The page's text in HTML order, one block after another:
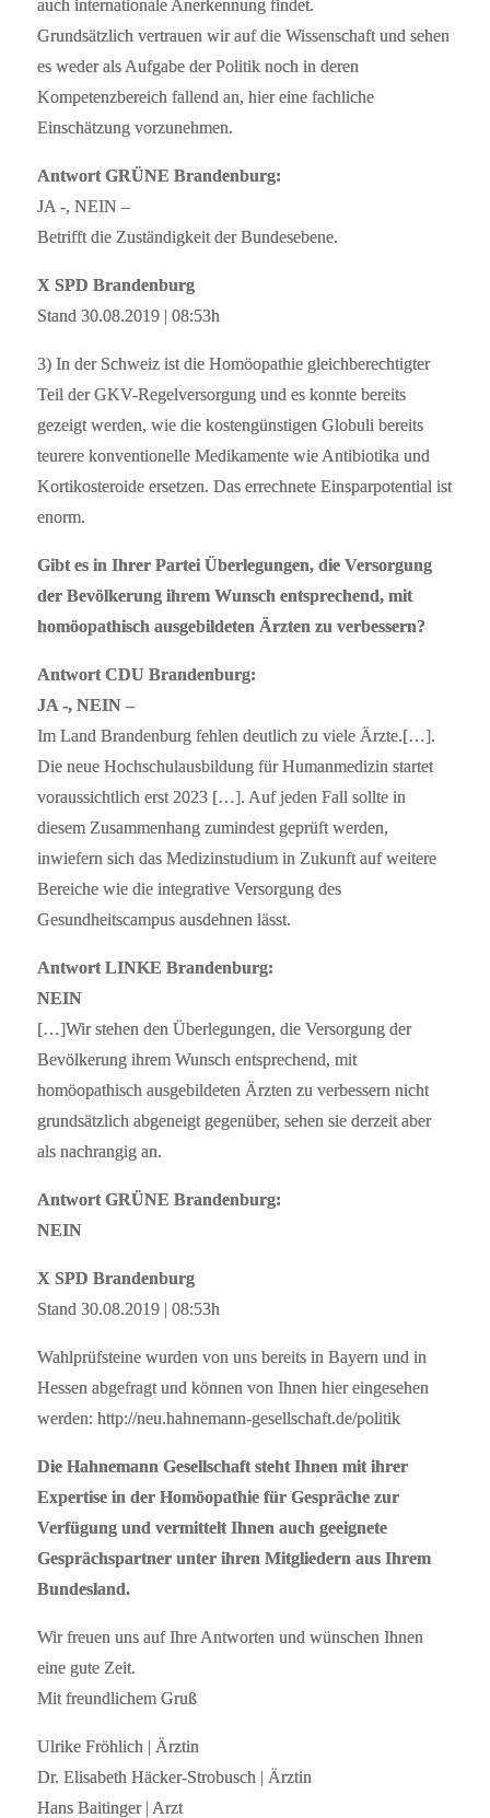
auch internationale Anerkennung findet.
Grundsätzlich vertrauen wir auf die Wissenschaft und sehen
es weder als Aufgabe der Politik noch in deren
Kompetenzbereich fallend an, hier eine fachliche
Einschätzung vorzunehmen.
Antwort GRÜNE Brandenburg:
JA -, NEIN –
Betrifft die Zuständigkeit der Bundesebene.
X SPD Brandenburg
Stand 30.08.2019 | 08:53h
3) In der Schweiz ist die Homöopathie gleichberechtigter
Teil der GKV-Regelversorgung und es konnte bereits
gezeigt werden, wie die kostengünstigen Globuli bereits
teurere konventionelle Medikamente wie Antibiotika und
Kortikosteroide ersetzen. Das errechnete Einsparpotential ist
enorm.
Gibt es in Ihrer Partei Überlegungen, die Versorgung
der Bevölkerung ihrem Wunsch entsprechend, mit
homöopathisch ausgebildeten Ärzten zu verbessern?
Antwort CDU Brandenburg:
JA -, NEIN –
Im Land Brandenburg fehlen deutlich zu viele Ärzte.[…].
Die neue Hochschulausbildung für Humanmedizin startet
voraussichtlich erst 2023 […]. Auf jeden Fall sollte in
diesem Zusammenhang zumindest geprüft werden,
inwiefern sich das Medizinstudium in Zukunft auf weitere
Bereiche wie die integrative Versorgung des
Gesundheitscampus ausdehnen lässt.
Antwort LINKE Brandenburg:
NEIN
[…]Wir stehen den Überlegungen, die Versorgung der
Bevölkerung ihrem Wunsch entsprechend, mit
homöopathisch ausgebildeten Ärzten zu verbessern nicht
grundsätzlich abgeneigt gegenüber, sehen sie derzeit aber
als nachrangig an.
Antwort GRÜNE Brandenburg:
NEIN
X SPD Brandenburg
Stand 30.08.2019 | 08:53h
Wahlprüfsteine wurden von uns bereits in Bayern und in
Hessen abgefragt und können von Ihnen hier eingesehen
werden: http://neu.hahnemann-gesellschaft.de/politik
Die Hahnemann Gesellschaft steht Ihnen mit ihrer
Expertise in der Homöopathie für Gespräche zur
Verfügung und vermittelt Ihnen auch geeignete
Gesprächspartner unter ihren Mitgliedern aus Ihrem
Bundesland.
Wir freuen uns auf Ihre Antworten und wünschen Ihnen
eine gute Zeit.
Mit freundlichem Gruß
Ulrike Fröhlich | Ärztin
Dr. Elisabeth Häcker-Strobusch | Ärztin
Hans Baitinger | Arzt